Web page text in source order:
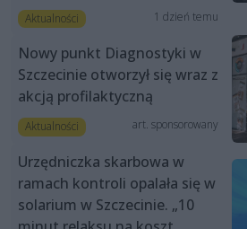
Aktualności 1 dzień temu
Nowy punkt Diagnostyki w
Szczecinie otworzył się wraz z
akcją profilaktyczną
Aktualności art. sponsorowany
Urzędniczka skarbowa w
ramach kontroli opalała się w
solarium w Szczecinie. „10